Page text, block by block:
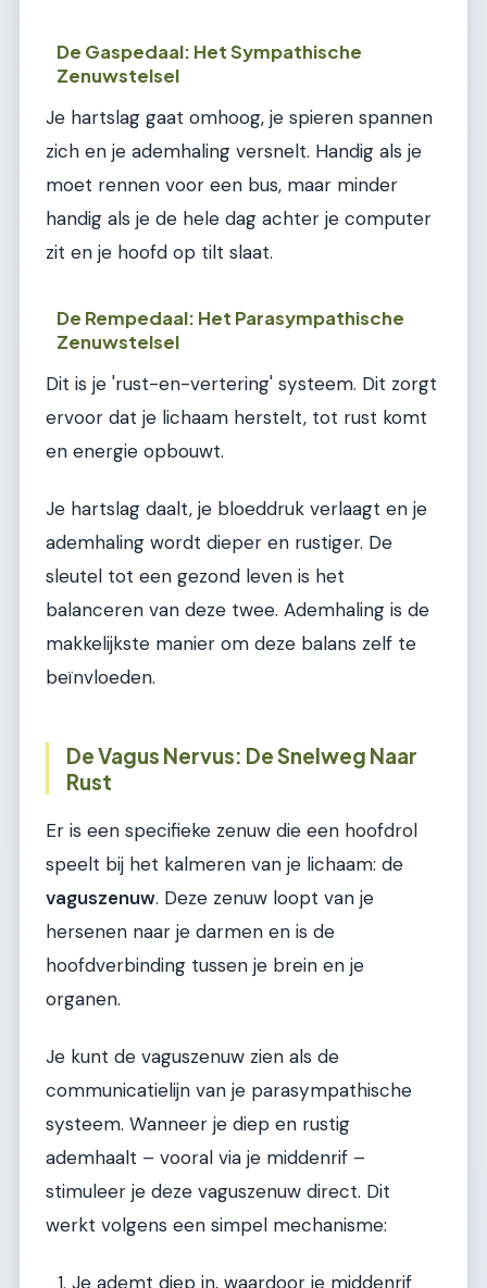
De Gaspedaal: Het Sympathische
Zenuwstelsel
Je hartslag gaat omhoog, je spieren spannen
zich en je ademhaling versnelt. Handig als je
moet rennen voor een bus, maar minder
handig als je de hele dag achter je computer
zit en je hoofd op tilt slaat.
De Rempedaal: Het Parasympathische
Zenuwstelsel
Dit is je 'rust-en-vertering' systeem. Dit zorgt
ervoor dat je lichaam herstelt, tot rust komt
en energie opbouwt.
Je hartslag daalt, je bloeddruk verlaagt en je
ademhaling wordt dieper en rustiger. De
sleutel tot een gezond leven is het
balanceren van deze twee. Ademhaling is de
makkelijkste manier om deze balans zelf te
beïnvloeden.
De Vagus Nervus: De Snelweg Naar
Rust
Er is een specifieke zenuw die een hoofdrol
speelt bij het kalmeren van je lichaam: de
vaguszenuw. Deze zenuw loopt van je
hersenen naar je darmen en is de
hoofdverbinding tussen je brein en je
organen.
Je kunt de vaguszenuw zien als de
communicatielijn van je parasympathische
systeem. Wanneer je diep en rustig
ademhaalt – vooral via je middenrif –
stimuleer je deze vaguszenuw direct. Dit
werkt volgens een simpel mechanisme:
Je ademt diep in, waardoor je middenrif